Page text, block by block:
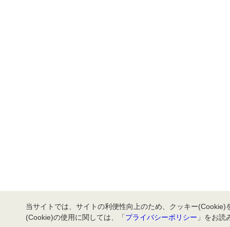
当サイトでは、サイトの利便性向上のため、クッキー
(Cookie)の使用に関しては、「プライバシーポリシー 」をお読